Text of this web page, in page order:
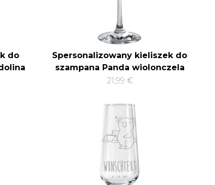
do
Spersonalizowany kieliszek do
szampana Panda wiolonczela
21,99 €